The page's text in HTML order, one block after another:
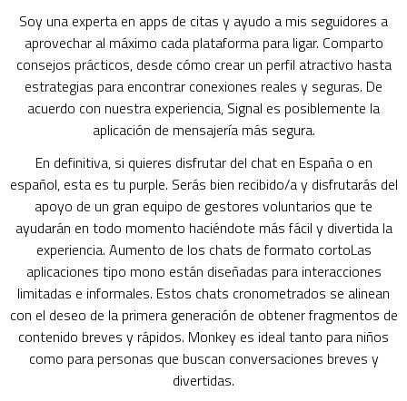
Soy una experta en apps de citas y ayudo a mis seguidores a
aprovechar al máximo cada plataforma para ligar. Comparto
consejos prácticos, desde cómo crear un perfil atractivo hasta
estrategias para encontrar conexiones reales y seguras. De
acuerdo con nuestra experiencia, Signal es posiblemente la
aplicación de mensajería más segura.
En definitiva, si quieres disfrutar del chat en España o en
español, esta es tu purple. Serás bien recibido/a y disfrutarás del
apoyo de un gran equipo de gestores voluntarios que te
ayudarán en todo momento haciéndote más fácil y divertida la
experiencia. Aumento de los chats de formato cortoLas
aplicaciones tipo mono están diseñadas para interacciones
limitadas e informales. Estos chats cronometrados se alinean
con el deseo de la primera generación de obtener fragmentos de
contenido breves y rápidos. Monkey es ideal tanto para niños
como para personas que buscan conversaciones breves y
divertidas.